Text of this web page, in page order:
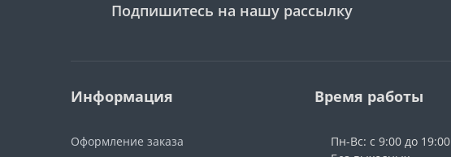
Подпишитесь на нашу рассылку
Информация
Оформление заказа
Время работы
Пн-Вс: с 9:00 до 19:00